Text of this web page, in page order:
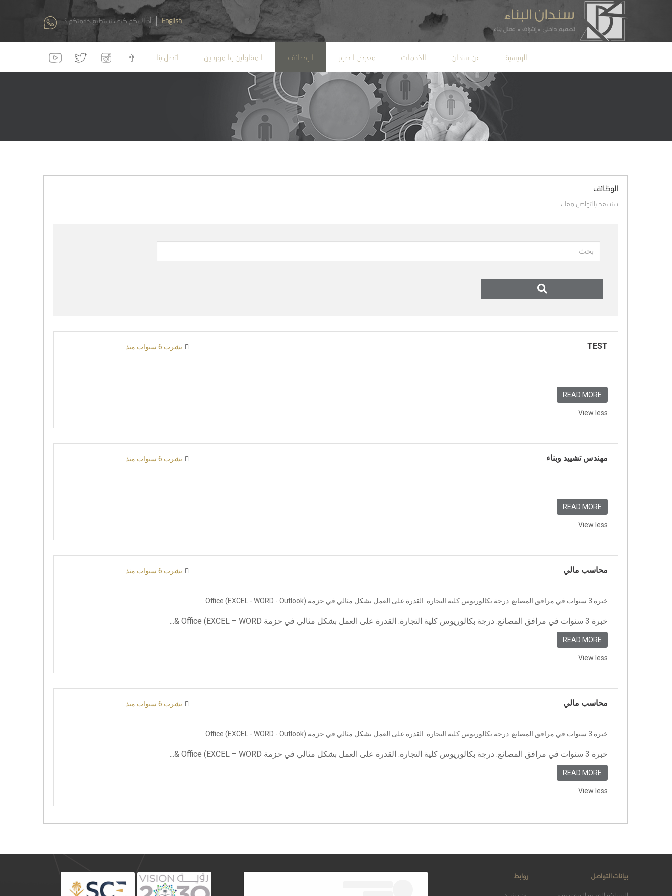
English أهلا بكم كيف نستطيع خدمتكم ؟
الرئيسية عن سندان الخدمات معرض الصور الوظائف المقاولين والموردين اتصل بنا
الوظائف
سنسعد بالتواصل معك
TEST نشرت 6 سنوات منذ
READ MORE
View less
مهندس تشييد وبناء نشرت 6 سنوات منذ
READ MORE
View less
محاسب مالي نشرت 6 سنوات منذ
خبرة 3 سنوات في مرافق المصانع. درجة بكالوريوس كلية التجارة. القدرة على العمل بشكل مثالي في حزمة Office (EXCEL - WORD - Outlook)
خبرة 3 سنوات في مرافق المصانع. درجة بكالوريوس كلية التجارة. القدرة على العمل بشكل مثالي في حزمة Office (EXCEL – WORD &...
READ MORE
View less
محاسب مالي نشرت 6 سنوات منذ
خبرة 3 سنوات في مرافق المصانع. درجة بكالوريوس كلية التجارة. القدرة على العمل بشكل مثالي في حزمة Office (EXCEL - WORD - Outlook)
خبرة 3 سنوات في مرافق المصانع. درجة بكالوريوس كلية التجارة. القدرة على العمل بشكل مثالي في حزمة Office (EXCEL – WORD &...
READ MORE
View less
بيانات التواصل روابط